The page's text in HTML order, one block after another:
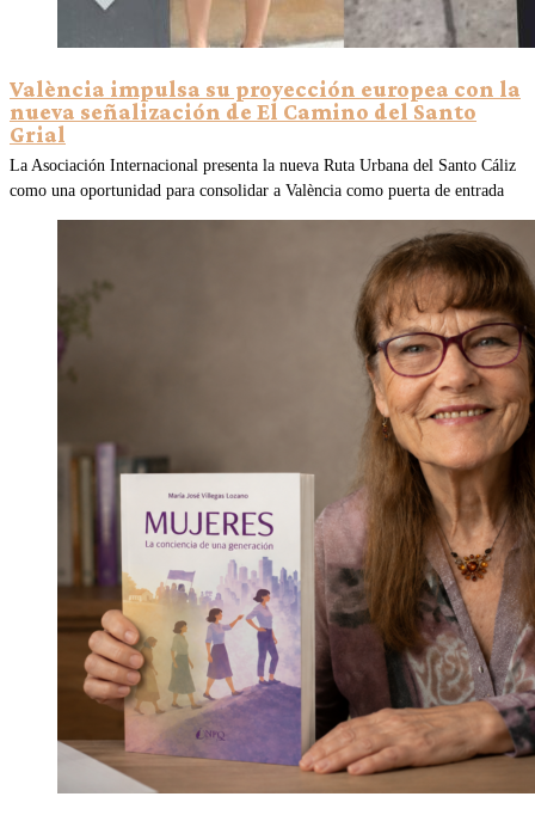
València impulsa su proyección europea con la
nueva señalización de El Camino del Santo
Grial
La Asociación Internacional presenta la nueva Ruta Urbana del Santo Cáliz
como una oportunidad para consolidar a València como puerta de entrada